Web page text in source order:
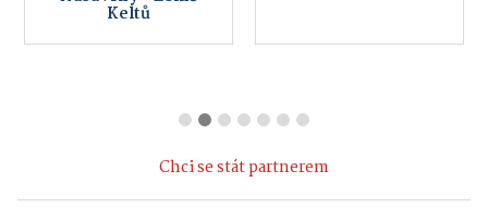
Keltů
Chci se stát partnerem